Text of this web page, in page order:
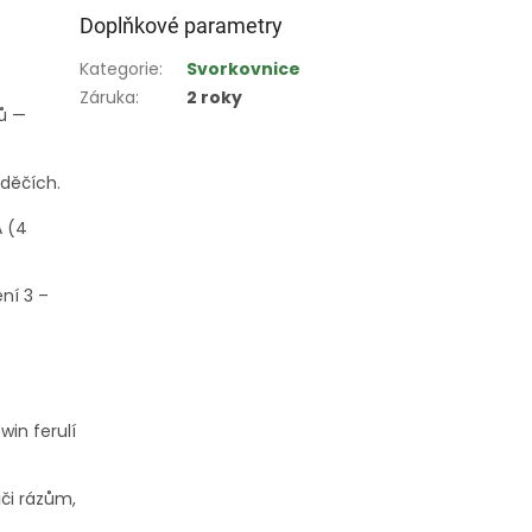
—
(4
3 –
ferulí
rázům,
Doplňkové parametry
Kategorie:
Svorkovnice
Záruka: 2 roky